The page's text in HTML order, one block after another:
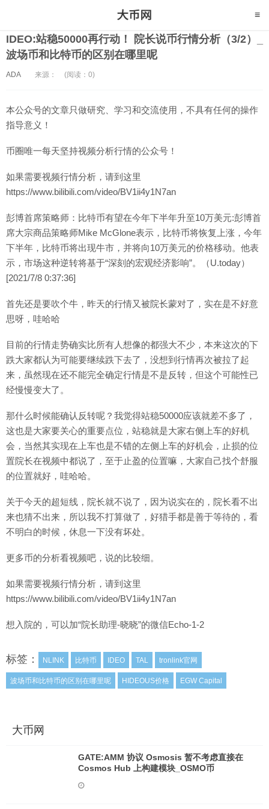
IDEO:站稳50000再行动！ 院长说币行情分析（3/2）_
波场币和比特币的区别在哪里呢
ADA 来源： (阅读：0)
本公众号的文章只做研究、学习和交流使用，不具有任何的操作
指导意义！
币圈唯一每天坚持视频分析行情的公众号！
如果需要视频行情分析，请到这里
https://www.bilibili.com/video/BV1ii4y1N7an
彭博首席策略师：比特币有望在今年下半年升至10万美元:彭博首
席大宗商品策略师Mike McGlone表示，比特币将恢复上涨，今年
下半年，比特币将出现牛市，并将向10万美元的价格移动。他表
示，市场这种逆转将基于“深刻的宏观经济影响”。（U.today）
[2021/7/8 0:37:36]
首先还是要吹个牛，昨天的行情又被院长蒙对了，实在是不好意
思呀，哇哈哈
目前的行情走势确实比所有人想像的都强大不少，本来这次的下
跌大家都认为可能要继续跌下去了，没想到行情再次被拉了起
来，虽然现在还不能完全确定行情是不是反转，但这个可能性已
经慢慢变大了。
那什么时候能确认反转呢？我觉得站稳50000应该就差不多了，
这也是大家要关心的重要点位，站稳就是大家右侧上车的好机
会，当然其实现在上车也是不错的左侧上车的好机会，止损的位
置院长在视频中都说了，至于止盈的位置嘛，大家自己找个舒服
的位置就好，哇哈哈。
关于今天的超短线，院长就不说了，因为说实在的，院长看不出
来也猜不出来，所以我不打算做了，好猎手都是善于等待的，看
不明白的时候，休息一下没有坏处。
更多币的分析看视频吧，说的比较细。
如果需要视频行情分析，请到这里
https://www.bilibili.com/video/BV1ii4y1N7an
想入院的，可以加“院长助理-晓晓”的微信Echo-1-2
标签： NLINK 比特币 IDEO TAL tronlink官网
波场币和比特币的区别在哪里呢 HIDEOUS价格 EGW Capital
大币网
GATE:AMM 协议 Osmosis 暂不考虑直接在
Cosmos Hub 上构建模块_OSMO币